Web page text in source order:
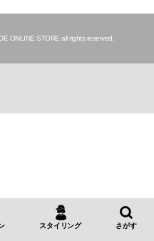
ONLINE STORE all rights reserved.
スタイリング さがす